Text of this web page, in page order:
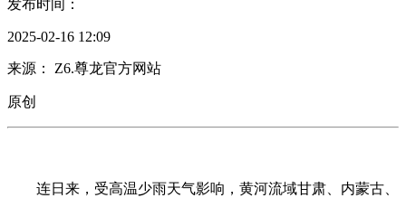
发布时间：
2025-02-16 12:09
来源： Z6.尊龙官方网站
原创
连日来，受高温少雨天气影响，黄河流域甘肃、内蒙古、